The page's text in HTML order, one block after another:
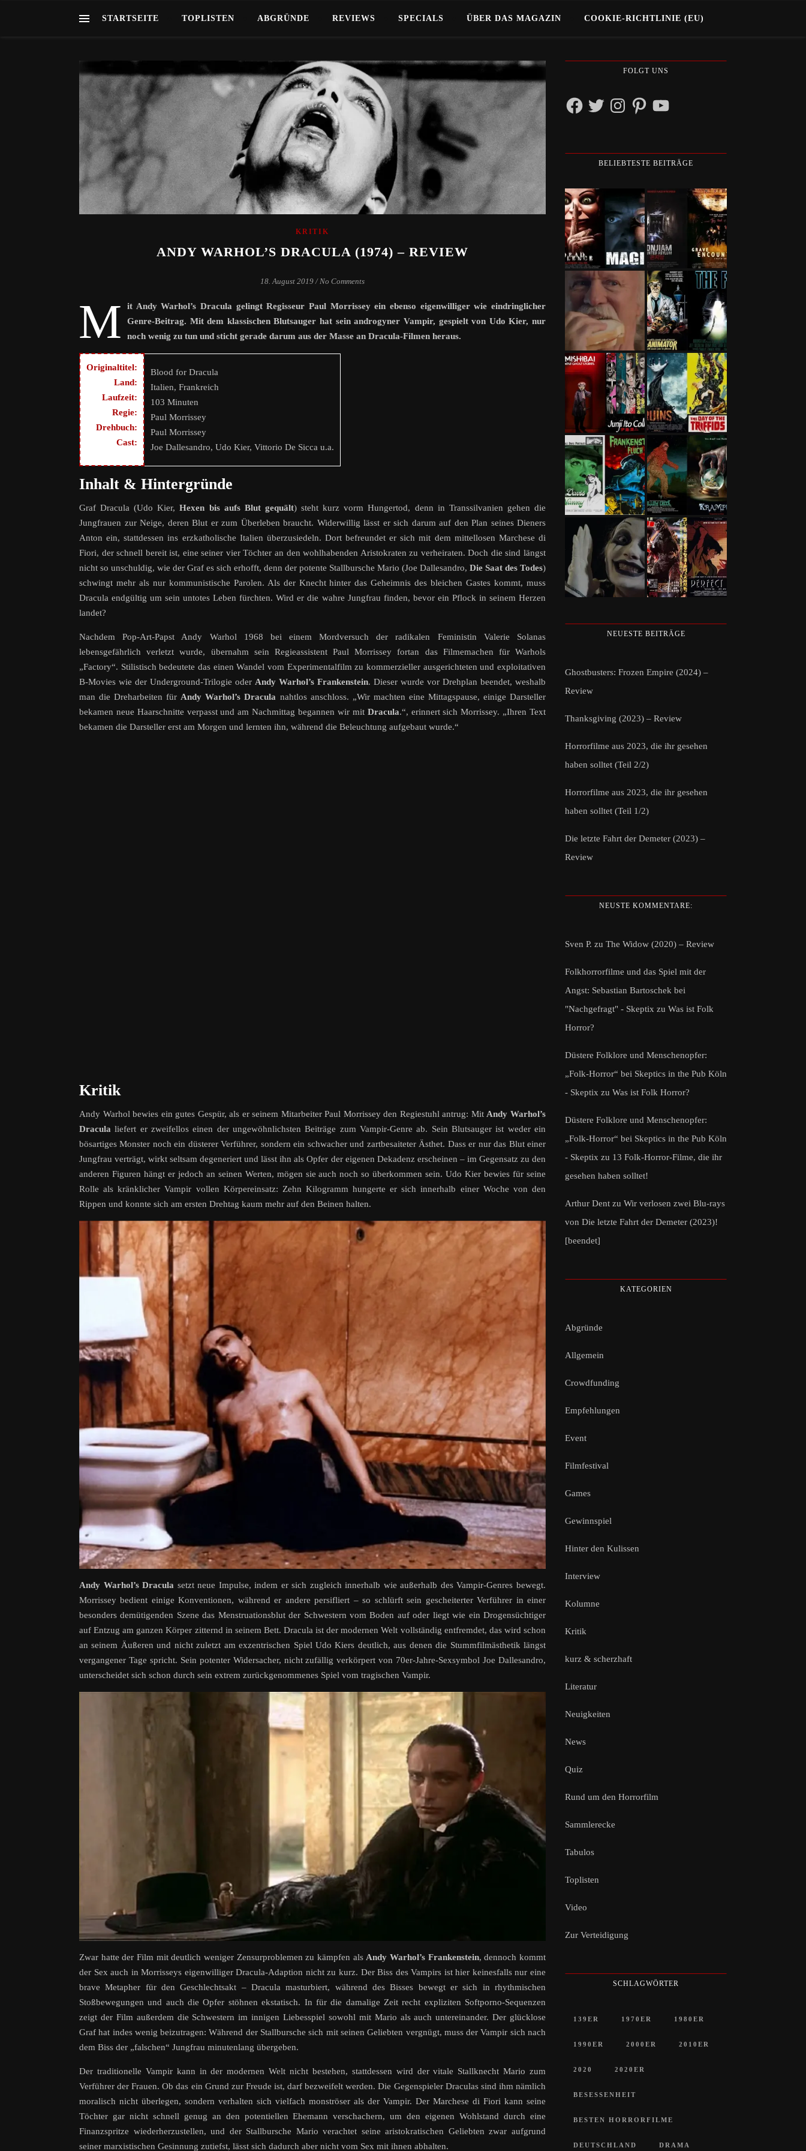
STARTSEITE TOPLISTEN ABGRÜNDE REVIEWS SPECIALS ÜBER DAS MAGAZIN COOKIE-RICHTLINIE (EU)
KRITIK
ANDY WARHOL’S DRACULA (1974) – REVIEW
18. August 2019 / No Comments
M
it Andy Warhol’s Dracula gelingt Regisseur Paul Morrissey ein ebenso eigenwilliger wie eindringlicher
Genre-Beitrag. Mit dem klassischen Blutsauger hat sein androgyner Vampir, gespielt von Udo Kier, nur
noch wenig zu tun und sticht gerade darum aus der Masse an Dracula-Filmen heraus.
Originaltitel:
Land:
Laufzeit:
Regie:
Drehbuch:
Cast:
Blood for Dracula
Italien, Frankreich
103 Minuten
Paul Morrissey
Paul Morrissey
Joe Dallesandro, Udo Kier, Vittorio De Sicca u.a.
Inhalt & Hintergründe
Graf Dracula (Udo Kier,Hexen bis aufs Blut gequält) steht kurz vorm Hungertod, denn in Transsilvanien gehen die
Jungfrauen zur Neige, deren Blut er zum Überleben braucht. Widerwillig lässt er sich darum auf den Plan seines Dieners
Anton ein, stattdessen ins erzkatholische Italien überzusiedeln. Dort befreundet er sich mit dem mittellosen Marchese di
Fiori, der schnell bereit ist, eine seiner vier Töchter an den wohlhabenden Aristokraten zu verheiraten. Doch die sind längst
nicht so unschuldig, wie der Graf es sich erhofft, denn der potente Stallbursche Mario (Joe Dallesandro, Die Saat des Todes)
schwingt mehr als nur kommunistische Parolen. Als der Knecht hinter das Geheimnis des bleichen Gastes kommt, muss
Dracula endgültig um sein untotes Leben fürchten. Wird er die wahre Jungfrau finden, bevor ein Pflock in seinem Herzen
landet?
Nachdem Pop-Art-Papst Andy Warhol 1968 bei einem Mordversuch der radikalen Feministin Valerie Solanas
lebensgefährlich verletzt wurde, übernahm sein Regieassistent Paul Morrissey fortan das Filmemachen für Warhols
„Factory“. Stilistisch bedeutete das einen Wandel vom Experimentalfilm zu kommerzieller ausgerichteten und exploitativen
B-Movies wie der Underground-Trilogie oder Andy Warhol’s Frankenstein. Dieser wurde vor Drehplan beendet, weshalb
man die Dreharbeiten fürAndy Warhol’s Dracula nahtlos anschloss. „Wir machten eine Mittagspause, einige Darsteller
bekamen neue Haarschnitte verpasst und am Nachmittag begannen wir mit Dracula.“, erinnert sich Morrissey. „Ihren Text
bekamen die Darsteller erst am Morgen und lernten ihn, während die Beleuchtung aufgebaut wurde.“
Kritik
Andy Warhol bewies ein gutes Gespür, als er seinem Mitarbeiter Paul Morrissey den Regiestuhl antrug: MitAndy Warhol’s
Dracula liefert er zweifellos einen der ungewöhnlichsten Beiträge zum Vampir-Genre ab. Sein Blutsauger ist weder ein
bösartiges Monster noch ein düsterer Verführer, sondern ein schwacher und zartbesaiteter Ästhet. Dass er nur das Blut einer
Jungfrau verträgt, wirkt seltsam degeneriert und lässt ihn als Opfer der eigenen Dekadenz erscheinen – im Gegensatz zu den
anderen Figuren hängt er jedoch an seinen Werten, mögen sie auch noch so überkommen sein. Udo Kier bewies für seine
Rolle als kränklicher Vampir vollen Körpereinsatz: Zehn Kilogramm hungerte er sich innerhalb einer Woche von den
Rippen und konnte sich am ersten Drehtag kaum mehr auf den Beinen halten.
Andy Warhol’s Dracula setzt neue Impulse, indem er sich zugleich innerhalb wie außerhalb des Vampir-Genres bewegt.
Morrissey bedient einige Konventionen, während er andere persifliert – so schlürft sein gescheiterter Verführer in einer
besonders demütigenden Szene das Menstruationsblut der Schwestern vom Boden auf oder liegt wie ein Drogensüchtiger
auf Entzug am ganzen Körper zitternd in seinem Bett. Dracula ist der modernen Welt vollständig entfremdet, das wird schon
an seinem Äußeren und nicht zuletzt am exzentrischen Spiel Udo Kiers deutlich, aus denen die Stummfilmästhetik längst
vergangener Tage spricht. Sein potenter Widersacher, nicht zufällig verkörpert von 70er-Jahre-Sexsymbol Joe Dallesandro,
unterscheidet sich schon durch sein extrem zurückgenommenes Spiel vom tragischen Vampir.
Zwar hatte der Film mit deutlich weniger Zensurproblemen zu kämpfen alsAndy Warhol’s Frankenstein, dennoch kommt
der Sex auch in Morrisseys eigenwilliger Dracula-Adaption nicht zu kurz. Der Biss des Vampirs ist hier keinesfalls nur eine
brave Metapher für den Geschlechtsakt – Dracula masturbiert, während des Bisses bewegt er sich in rhythmischen
Stoßbewegungen und auch die Opfer stöhnen ekstatisch. In für die damalige Zeit recht expliziten Softporno-Sequenzen
zeigt der Film außerdem die Schwestern im innigen Liebesspiel sowohl mit Mario als auch untereinander. Der glücklose
Graf hat indes wenig beizutragen: Während der Stallbursche sich mit seinen Geliebten vergnügt, muss der Vampir sich nach
dem Biss der „falschen“ Jungfrau minutenlang übergeben.
Der traditionelle Vampir kann in der modernen Welt nicht bestehen, stattdessen wird der vitale Stallknecht Mario zum
Verführer der Frauen. Ob das ein Grund zur Freude ist, darf bezweifelt werden. Die Gegenspieler Draculas sind ihm nämlich
moralisch nicht überlegen, sondern verhalten sich vielfach monströser als der Vampir. Der Marchese di Fiori kann seine
Töchter gar nicht schnell genug an den potentiellen Ehemann verschachern, um den eigenen Wohlstand durch eine
Finanzspritze wiederherzustellen, und der Stallbursche Mario verachtet seine aristokratischen Geliebten zwar aufgrund
seiner marxistischen Gesinnung zutiefst, lässt sich dadurch aber nicht vom Sex mit ihnen abhalten.
FOLGT UNS
FacebookTwitterInstagramPinterestYouTube
BELIEBTESTE BEITRÄGE
NEUESTE BEITRÄGE
Ghostbusters: Frozen Empire (2024) –
Review
Thanksgiving (2023) – Review
Horrorfilme aus 2023, die ihr gesehen
haben solltet (Teil 2/2)
Horrorfilme aus 2023, die ihr gesehen
haben solltet (Teil 1/2)
Die letzte Fahrt der Demeter (2023) –
Review
NEUSTE KOMMENTARE:
Sven P. zu The Widow (2020) – Review
Folkhorrorfilme und das Spiel mit der
Angst: Sebastian Bartoschek bei
"Nachgefragt" - Skeptix zu Was ist Folk
Horror?
Düstere Folklore und Menschenopfer:
„Folk-Horror“ bei Skeptics in the Pub Köln
- Skeptix zu Was ist Folk Horror?
Düstere Folklore und Menschenopfer:
„Folk-Horror“ bei Skeptics in the Pub Köln
- Skeptix zu 13 Folk-Horror-Filme, die ihr
gesehen haben solltet!
Arthur Dent zu Wir verlosen zwei Blu-rays
von Die letzte Fahrt der Demeter (2023)!
[beendet]
KATEGORIEN
Abgründe
Allgemein
Crowdfunding
Empfehlungen
Event
Filmfestival
Games
Gewinnspiel
Hinter den Kulissen
Interview
Kolumne
Kritik
kurz & scherzhaft
Literatur
Neuigkeiten
News
Quiz
Rund um den Horrorfilm
Sammlerecke
Tabulos
Toplisten
Video
Zur Verteidigung
SCHLAGWÖRTER
139ER 1970ER 1980ER
1990ER 2000ER 2010ER
2020 2020ER
BESESSENHEIT
BESTEN HORRORFILME
DEUTSCHLAND DRAMA